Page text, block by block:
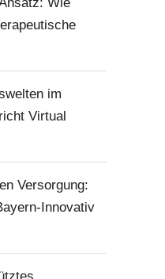
im
Virtual
Versorgung:
Innovativ